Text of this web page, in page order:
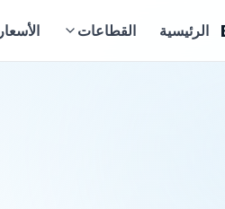
الرئيسية القطاعات الأسعار